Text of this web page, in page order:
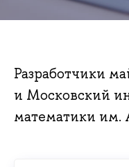
Разработчики
и Московский
математики им.